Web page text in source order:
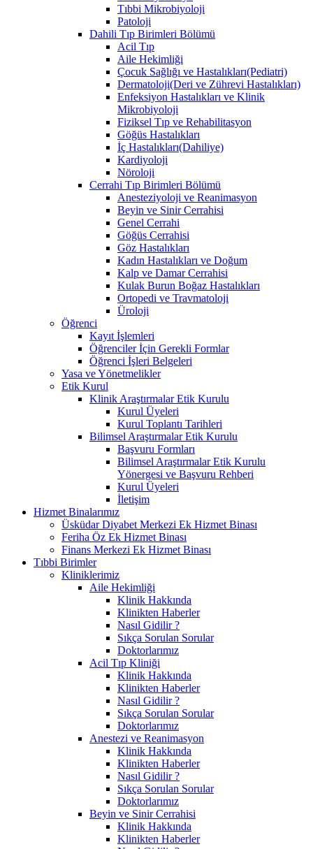
Tıbbi Mikrobiyoloji
Patoloji
Dahili Tıp Birimleri Bölümü
Acil Tıp
Aile Hekimliği
Çocuk Sağlığı ve Hastalıkları(Pediatri)
Dermatoloji(Deri ve Zührevi Hastalıkları)
Enfeksiyon Hastalıkları ve Klinik
Mikrobiyoloji
Fiziksel Tıp ve Rehabilitasyon
Göğüs Hastalıkları
İç Hastalıkları(Dahiliye)
Kardiyoloji
Nöroloji
Cerrahi Tıp Birimleri Bölümü
Anesteziyoloji ve Reanimasyon
Beyin ve Sinir Cerrahisi
Genel Cerrahi
Göğüs Cerrahisi
Göz Hastalıkları
Kadın Hastalıkları ve Doğum
Kalp ve Damar Cerrahisi
Kulak Burun Boğaz Hastalıkları
Ortopedi ve Travmatoloji
Üroloji
Öğrenci
Kayıt İşlemleri
Öğrenciler İçin Gerekli Formlar
Öğrenci İşleri Belgeleri
Yasa ve Yönetmelikler
Etik Kurul
Klinik Araştırmalar Etik Kurulu
Kurul Üyeleri
Kurul Toplantı Tarihleri
Bilimsel Araştırmalar Etik Kurulu
Başvuru Formları
Bilimsel Araştırmalar Etik Kurulu
Yönergesi ve Başvuru Rehberi
Kurul Üyeleri
İletişim
Hizmet Binalarımız
Üsküdar Diyabet Merkezi Ek Hizmet Binası
Feriha Öz Ek Hizmet Binası
Finans Merkezi Ek Hizmet Binası
Tıbbi Birimler
Kliniklerimiz
Aile Hekimliği
Klinik Hakkında
Klinikten Haberler
Nasıl Gidilir ?
Sıkça Sorulan Sorular
Doktorlarımız
Acil Tıp Kliniği
Klinik Hakkında
Klinikten Haberler
Nasıl Gidilir ?
Sıkça Sorulan Sorular
Doktorlarımız
Anestezi ve Reanimasyon
Klinik Hakkında
Klinikten Haberler
Nasıl Gidilir ?
Sıkça Sorulan Sorular
Doktorlarımız
Beyin ve Sinir Cerrahisi
Klinik Hakkında
Klinikten Haberler